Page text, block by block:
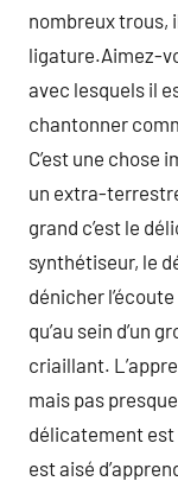
nombreux trous,
ligature.Aimez-
avec lesquels il
chantonner
C’est une chose
un extra-
grand c’est le
synthétiseur, le
dénicher
qu’au sein d’un
criaillant.
mais pas
délicatement
est aisé